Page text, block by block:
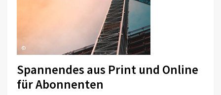
©
Spannendes aus Print und Online
für Abonnenten